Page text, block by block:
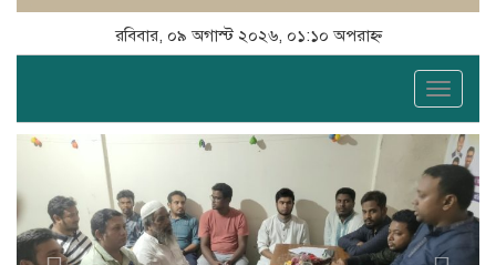
রবিবার, ০৯ অগাস্ট ২০২৬, ০১:১০ অপরাহ্ন
Toggle
খুলনায় ৩,৯৫৮ পিস ইয়াবাসহ ৪ মাদক ব্যবসায়ী
গ্রেপ্তার
Previous Next
সর্বশেষ নিউজ
মোরেলগঞ্জে ৯ হাজার ৭৩০ পিস ইয়াবাসহ
মাদক ব্যবসায়ী গ্রেপ্তার